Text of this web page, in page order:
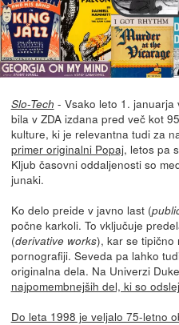
Slo-Tech - Vsako leto 1.
bila v ZDA izdana pred več kot
kulture, ki je relevantna tudi za
primer originalni Popaj, letos pa
Kljub časovni oddaljenosti so
junaki.
Ko delo preide v javno last (
počne karkoli. To vključuje
(derivative works), kar se tipično
pornografiji. Seveda pa lahko
originalna dela. Na Univerzi
najpomembnejših del, ki so
Do leta 1998 je veljalo 75-letno